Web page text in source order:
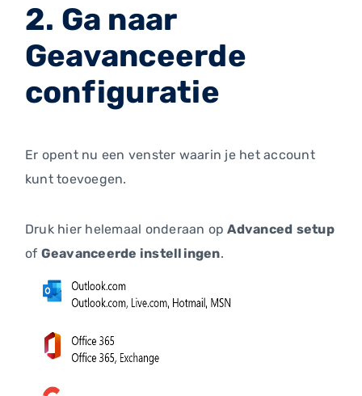
2. Ga naar
Geavanceerde
configuratie
Er opent nu een venster waarin je het account
kunt toevoegen.
Druk hier helemaal onderaan opAdvanced setup
of Geavanceerde instellingen.